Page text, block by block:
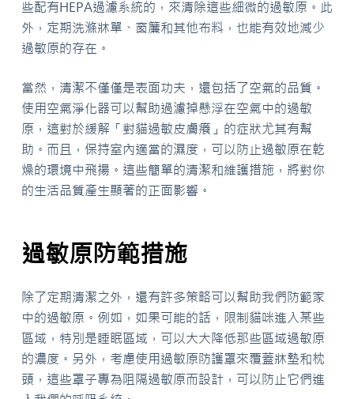
些配有HEPA過濾系統的，來清除這些細微的過敏原。此
外，定期洗滌牀單、窗簾和其他布料，也能有效地減少
過敏原的存在。
當然，清潔不僅僅是表面功夫，還包括了空氣的品質。
使用空氣淨化器可以幫助過濾掉懸浮在空氣中的過敏
原，這對於緩解「對貓過敏皮膚癢」的症狀尤其有幫
助。而且，保持室內適當的濕度，可以防止過敏原在乾
燥的環境中飛揚。這些簡單的清潔和維護措施，將對你
的生活品質產生顯著的正面影響。
過敏原防範措施
除了定期清潔之外，還有許多策略可以幫助我們防範家
中的過敏原。例如，如果可能的話，限制貓咪進入某些
區域，特別是睡眠區域，可以大大降低那些區域過敏原
的濃度。另外，考慮使用過敏原防護罩來覆蓋牀墊和枕
頭，這些罩子專為阻隔過敏原而設計，可以防止它們進